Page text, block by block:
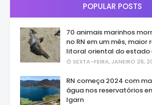
POPULAR POSTS
70 animais marinhos
no RN em um mês, maior
litoral oriental do estado
SEXTA-FEIRA, JANEIRO 26,
RN começa 2024 com
água nos reservatórios
Igarn